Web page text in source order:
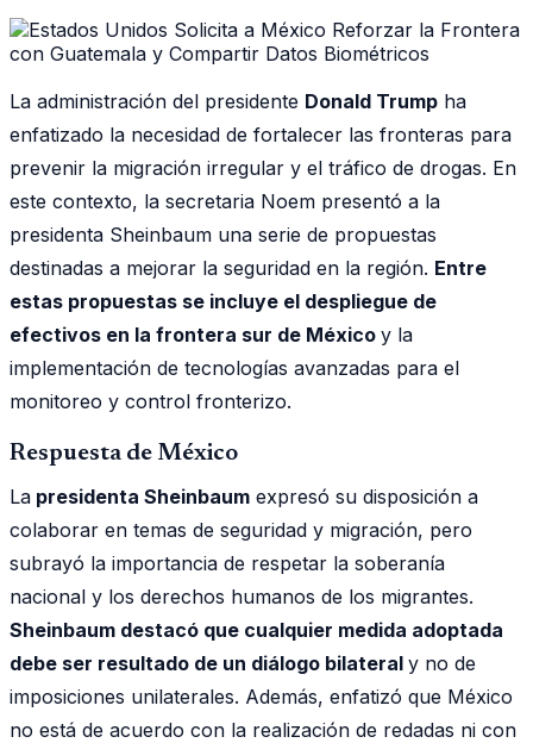
La administración del presidente Donald Trump ha
enfatizado la necesidad de fortalecer las fronteras para
prevenir la migración irregular y el tráfico de drogas. En
este contexto, la secretaria Noem presentó a la
presidenta Sheinbaum una serie de propuestas
destinadas a mejorar la seguridad en la región. Entre
estas propuestas se incluye el despliegue de
efectivos en la frontera sur de México y la
implementación de tecnologías avanzadas para el
monitoreo y control fronterizo.
Respuesta de México
La presidenta Sheinbaum expresó su disposición a
colaborar en temas de seguridad y migración, pero
subrayó la importancia de respetar la soberanía
nacional y los derechos humanos de los migrantes.
Sheinbaum destacó que cualquier medida adoptada
debe ser resultado de un diálogo bilateral y no de
imposiciones unilaterales. Además, enfatizó que México
no está de acuerdo con la realización de redadas ni con